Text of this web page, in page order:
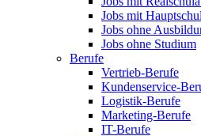
Jobs mit
Jobs ohne
Jobs ohne Studium
Berufe
Vertrieb-Berufe
Kundenservice-
Logistik-Berufe
Marketing-Berufe
IT-Berufe